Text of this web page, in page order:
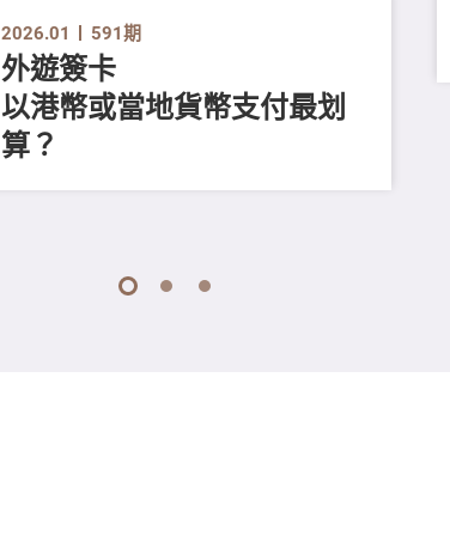
2026.01 591期
外遊簽卡
以港幣或當地貨幣支付最划
算？
1 2 3